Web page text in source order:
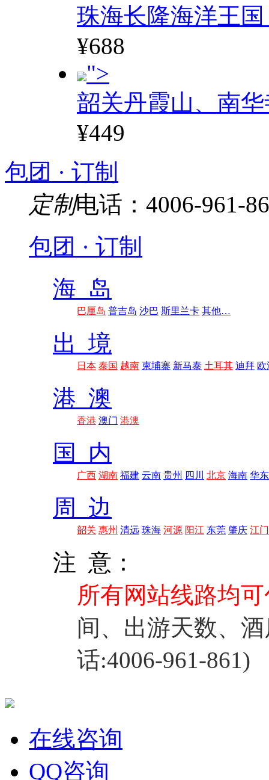
珠海长隆海洋王
¥688
">
韶关丹霞山、南
¥449
包团 · 订制
定制电话：4006-961-
包团 · 订制
海 岛
巴厘岛 普吉岛 沙巴 斯里兰卡 其他…
出 境
日本 泰国 越南 柬埔寨 新马泰 土耳其 迪拜 欧
港 澳
香港 澳门 港澳
国 内
广西 湖南 福建 云南 贵州 四川 北京 海南 华东
周 边
韶关 惠州 清远 珠海 河源 阳江 东莞 肇庆 江门
注 意：
所有网站线路均
间、出游天数、
话:4006-961-861)
在线咨询
QQ咨询